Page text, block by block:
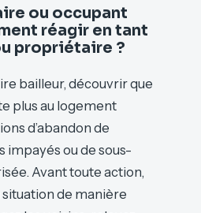
ou occupant
réagir en tant
propriétaire ?
bailleur, découvrir que
plus au logement
d’abandon de
impayés ou de sous-
Avant toute action,
de manière